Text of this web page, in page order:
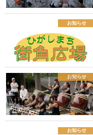
お知らせ
お知らせ
お知らせ